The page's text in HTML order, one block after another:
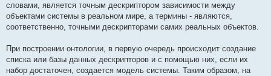
словами, является точным дескриптором зависимости между
объектами системы в реальном мире, а термины - являются,
соответственно, точными дескрипторами самих реальных объектов.
При построении онтологии, в первую очередь происходит создание
списка или базы данных дескрипторов и с помощью них, если их
набор достаточен, создается модель системы. Таким образом, на